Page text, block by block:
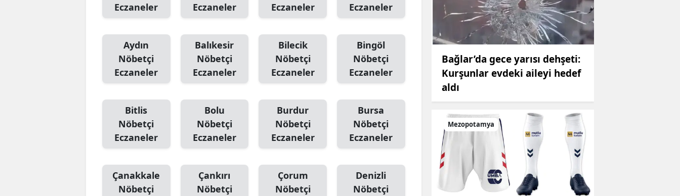
Eczaneler
Eczaneler
Eczaneler
Eczaneler
Aydın
Nöbetçi
Eczaneler
Balıkesir
Nöbetçi
Eczaneler
Bilecik
Nöbetçi
Eczaneler
Bingöl
Nöbetçi
Eczaneler
Bitlis
Nöbetçi
Eczaneler
Bolu
Nöbetçi
Eczaneler
Burdur
Nöbetçi
Eczaneler
Bursa
Nöbetçi
Eczaneler
Çanakkale
Nöbetçi
Çankırı
Nöbetçi
Çorum
Nöbetçi
Denizli
Nöbetçi
Bağlar’da gece yarısı dehşeti:
Kurşunlar evdeki aileyi hedef
aldı
Mezopotamya